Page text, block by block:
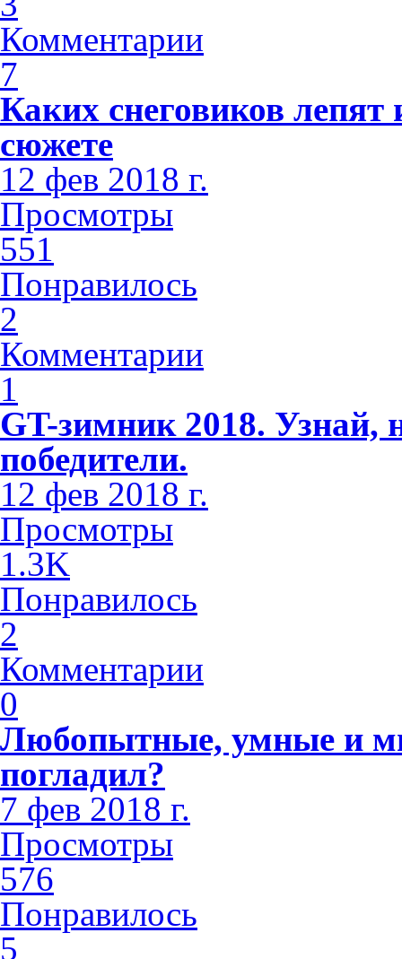
Комментарии
7
Каких снеговиков
сюжете
12 фев 2018 г.
Просмотры
551
Понравилось
2
Комментарии
1
GT-зимник 2018. Узнай,
победители.
12 фев 2018 г.
Просмотры
1.3K
Понравилось
2
Комментарии
0
Любопытные, умные и
погладил?
7 фев 2018 г.
Просмотры
576
Понравилось
5